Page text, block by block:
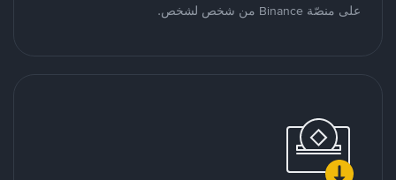
على منصّة Binance من شخص لشخص.